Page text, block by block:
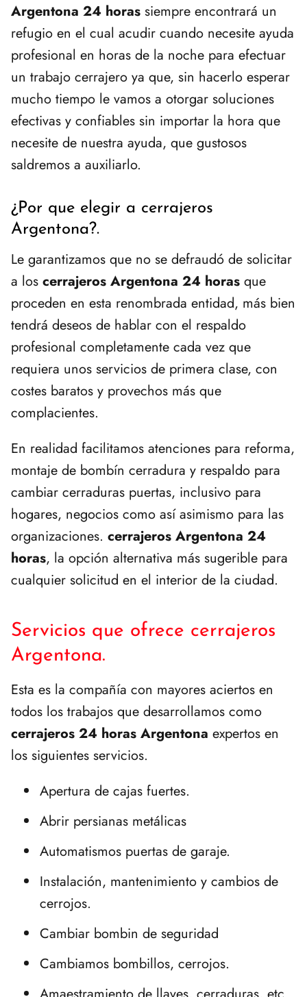
Argentona 24 horas siempre encontrará un
refugio en el cual acudir cuando necesite ayuda
profesional en horas de la noche para efectuar
un trabajo cerrajero ya que, sin hacerlo esperar
mucho tiempo le vamos a otorgar soluciones
efectivas y confiables sin importar la hora que
necesite de nuestra ayuda, que gustosos
saldremos a auxiliarlo.
¿Por que elegir a cerrajeros
Argentona?.
Le garantizamos que no se defraudó de solicitar
a los cerrajeros Argentona 24 horas que
proceden en esta renombrada entidad, más bien
tendrá deseos de hablar con el respaldo
profesional completamente cada vez que
requiera unos servicios de primera clase, con
costes baratos y provechos más que
complacientes.
En realidad facilitamos atenciones para reforma,
montaje de bombín cerradura y respaldo para
cambiar cerraduras puertas, inclusivo para
hogares, negocios como así asimismo para las
organizaciones. cerrajeros Argentona 24
horas, la opción alternativa más sugerible para
cualquier solicitud en el interior de la ciudad.
Servicios que ofrece cerrajeros
Argentona.
Esta es la compañía con mayores aciertos en
todos los trabajos que desarrollamos como
cerrajeros 24 horas Argentona expertos en
los siguientes servicios.
Apertura de cajas fuertes.
Abrir persianas metálicas
Automatismos puertas de garaje.
Instalación, mantenimiento y cambios de
cerrojos.
Cambiar bombin de seguridad
Cambiamos bombillos, cerrojos.